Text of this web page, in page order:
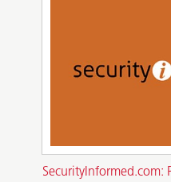
SecurityInformed.com: